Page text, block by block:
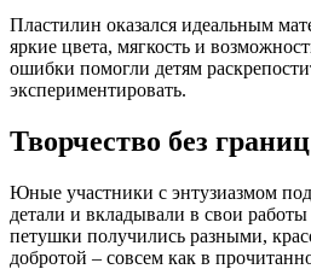
Пластилин оказался идеальным
яркие цвета, мягкость и
ошибки помогли детям
экспериментировать.
Творчество без границ
Юные участники с энтузиазмом
детали и вкладывали в свои
петушки получились разными,
добротой – совсем как в